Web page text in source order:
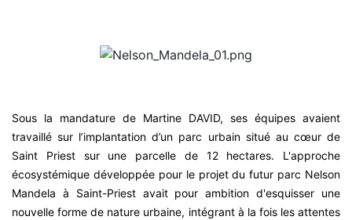
Sous la mandature de Martine DAVID, ses équipes avaient
travaillé sur l’implantation d’un parc urbain situé au cœur de
Saint Priest sur une parcelle de 12 hectares. L'approche
écosystémique développée pour le projet du futur parc Nelson
Mandela à Saint-Priest avait pour ambition d'esquisser une
nouvelle forme de nature urbaine, intégrant à la fois les attentes